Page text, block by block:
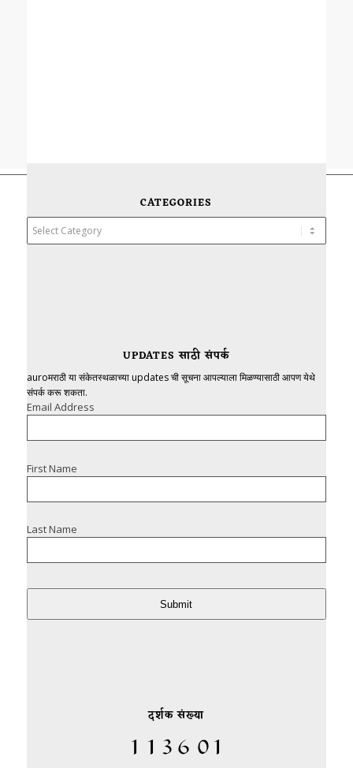
CATEGORIES
Categories
UPDATES साठी संपर्क
auroमराठी या संकेतस्थळाच्या updates ची सूचना आपल्याला मिळण्यासाठी आपण येथे
संपर्क करू शकता.
Email Address
First Name
Last Name
Submit
दर्शक संख्या